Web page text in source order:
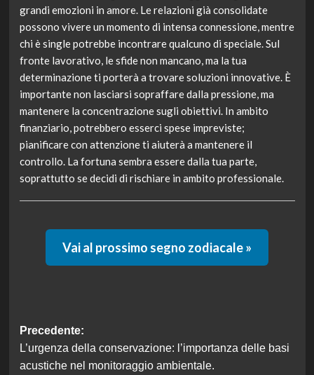
grandi emozioni in amore. Le relazioni già consolidate
possono vivere un momento di intensa connessione, mentre
chi è single potrebbe incontrare qualcuno di speciale. Sul
fronte lavorativo, le sfide non mancano, ma la tua
determinazione ti porterà a trovare soluzioni innovative. È
importante non lasciarsi sopraffare dalla pressione, ma
mantenere la concentrazione sugli obiettivi. In ambito
finanziario, potrebbero esserci spese impreviste;
pianificare con attenzione ti aiuterà a mantenere il
controllo. La fortuna sembra essere dalla tua parte,
soprattutto se decidi di rischiare in ambito professionale.
Vai al prossimo segno zodiacale »
Navigazione
articolo
Precedente:
L’urgenza della conservazione: l’importanza delle basi
acustiche nel monitoraggio ambientale.